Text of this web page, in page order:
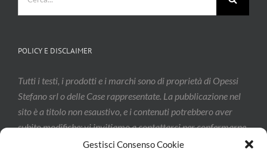
Gestisci Consenso Cookie
per:
POLICY E DISCLAIMER
Tutti i testi, i prodotti e i marchi sono di proprietà di Opessi
Stefano srl o delle Case rappresentate. La pubblicazione nel
sito è a titolo non esaustivo, e i contenuti potrebbero aver
subito modifiche: vi invitiamo a contattarci per confermarne
l’effettivo aggiornamento.